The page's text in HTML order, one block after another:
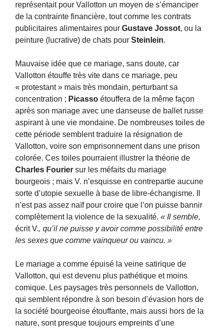
représentait pour Vallotton un moyen de s’émanciper
de la contrainte financière, tout comme les contrats
publicitaires alimentaires pour Gustave Jossot, ou la
peinture (lucrative) de chats pour Steinlein.
Mauvaise idée que ce mariage, sans doute, car
Vallotton étouffe très vite dans ce mariage, peu
« protestant » mais très mondain, perturbant sa
concentration ; Picasso étouffera de la même façon
après son mariage avec une danseuse de ballet russe
aspirant à une vie mondaine. De nombreuses toiles de
cette période semblent traduire la résignation de
Vallotton, voire son emprisonnement dans une prison
colorée. Ces toiles pourraient illustrer la théorie de
Charles Fourier sur les méfaits du mariage
bourgeois ; mais V. n’esquisse en contrepartie aucune
sorte d’utopie sexuelle à base de libre-échangisme. Il
n’est pas assez naïf pour croire que l’on puisse bannir
complètement la violence de la sexualité. « Il semble,
écrit V., qu’il ne puisse y avoir comme possibilité entre
les sexes que comme vainqueur ou vaincu. »
Le mariage a comme épuisé la veine satirique de
Vallotton, qui est devenu plus pathétique et moins
comique. Les paysages très personnels de Vallotton,
qui semblent répondre à son besoin d’évasion hors de
la société bourgeoise étouffante, mais aussi hors de la
nature, sont presque toujours empreints d’une